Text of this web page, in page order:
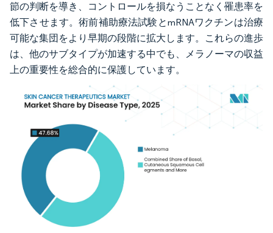
節の判断を導き、コントロールを損なうことなく罹患率を
低下させます。術前補助療法試験とmRNAワクチンは治療
可能な集団をより早期の段階に拡大します。これらの進歩
は、他のサブタイプが加速する中でも、メラノーマの収益
上の重要性を総合的に保護しています。